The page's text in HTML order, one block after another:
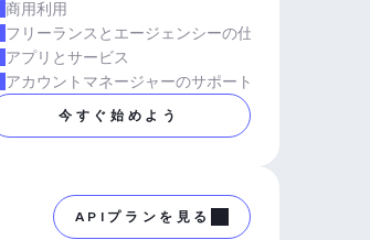
商用利用
フリーランスとエージェンシーの仕事
アプリとサービス
アカウントマネージャーのサポート
今すぐ始めよう
APIプランを見る